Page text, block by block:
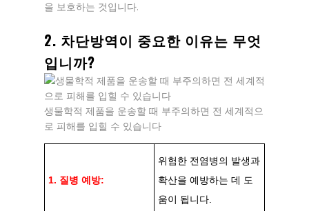
을 보호하는 것입니다.
2. 차단방역이 중요한 이유는 무엇
입니까?
생물학적 제품을 운송할 때 부주의하면 전 세계적으
로 피해를 입힐 수 있습니다
1. 질병 예방:
위험한 전염병의 발생과
확산을 예방하는 데 도
움이 됩니다.